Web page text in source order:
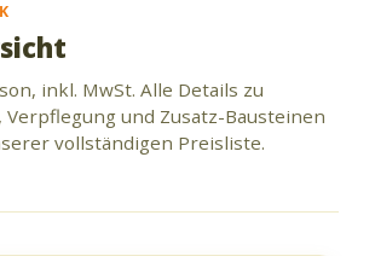
inkl. MwSt. Alle Details zu
und Zusatz-Bausteinen
vollständigen Preisliste.